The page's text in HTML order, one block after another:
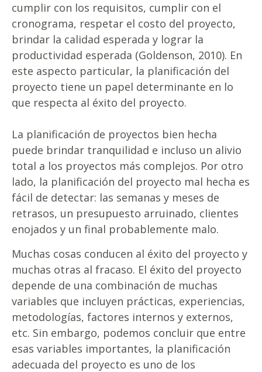
cumplir con los requisitos, cumplir con el
cronograma, respetar el costo del proyecto,
brindar la calidad esperada y lograr la
productividad esperada (Goldenson, 2010). En
este aspecto particular, la planificación del
proyecto tiene un papel determinante en lo
que respecta al éxito del proyecto.
La planificación de proyectos bien hecha
puede brindar tranquilidad e incluso un alivio
total a los proyectos más complejos. Por otro
lado, la planificación del proyecto mal hecha es
fácil de detectar: ​​las semanas y meses de
retrasos, un presupuesto arruinado, clientes
enojados y un final probablemente malo.
Muchas cosas conducen al éxito del proyecto y
muchas otras al fracaso. El éxito del proyecto
depende de una combinación de muchas
variables que incluyen prácticas, experiencias,
metodologías, factores internos y externos,
etc. Sin embargo, podemos concluir que entre
esas variables importantes, la planificación
adecuada del proyecto es uno de los